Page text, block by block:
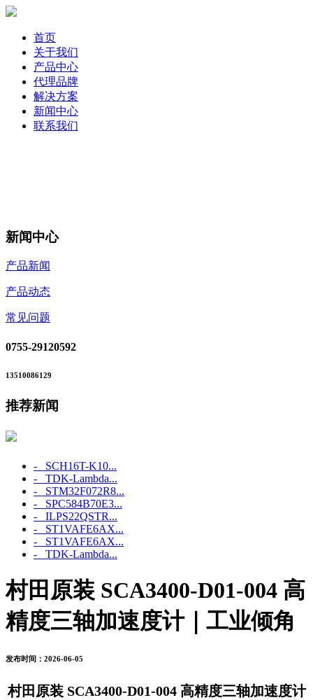
首页
关于我们
产品中心
代理品牌
解决方案
新闻中心
联系我们
新闻中心
产品新闻
产品动态
常见问题
0755-29120592
13510086129
推荐新闻
- SCH16T-K10...
- TDK-Lambda...
- STM32F072R8...
- SPC584B70E3...
- ILPS22QSTR...
- ST1VAFE6AX...
- ST1VAFE6AX...
- TDK-Lambda...
村田原装 SCA3400-D01-004 高
精度三轴加速度计｜工业倾角
发布时间：2026-06-05
村田原装 SCA3400-D01-004 高精度三轴加速度计